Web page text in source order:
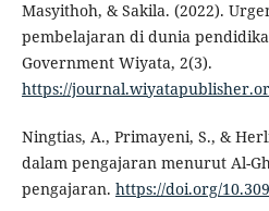
Masyithoh, & Sakila. (2022).
pembelajaran di dunia
Government Wiyata, 2(3).
https://
Ningtias, A., Primayeni, S., &
dalam pengajaran menurut Al-
pengajaran. https://doi.org/